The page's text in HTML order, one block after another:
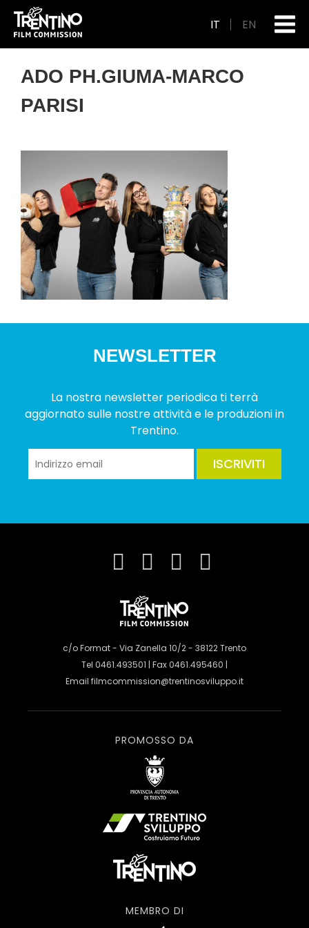
IT EN
ADO PH.GIUMA-MARCO
PARISI
NEWSLETTER
La nostra newsletter periodica ti terrà
aggiornato sulle nostre attività e le produzioni in
Trentino.
ISCRIVITI
c/o Format - Via Zanella 10/2 - 38122 Trento
Tel 0461.493501 | Fax 0461.495460 |
Email filmcommission@trentinosviluppo.it
PROMOSSO DA
MEMBRO DI